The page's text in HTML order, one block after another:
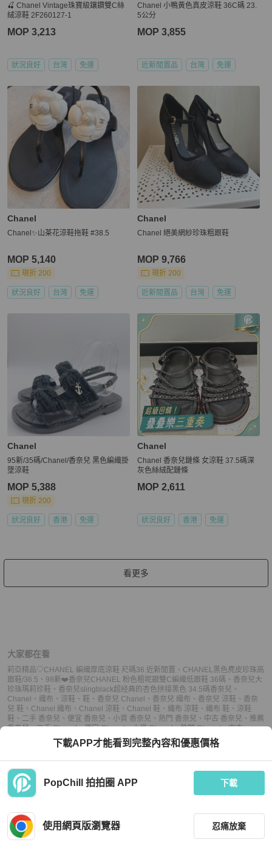
🍒 Chanel Vintage珠寶級鑲鑽雙C絲
絨涼鞋 2F260127-1
MOP 3,213
狀況良好 台灣 免運
Chanel 小鴨黃色真皮涼鞋 36C碼 23.
5公分
MOP 3,855
近新閒置品 台灣 免運
Chanel
Chanel✨山茶花涼鞋拖鞋 #38.5
MOP 5,140
現折 200
狀況良好 台灣 免運
Chanel
Chanel 絕美網紗珍珠粗跟鞋
MOP 9,766
現折 200
近新閒置品 台灣 免運
Chanel
95新/35碼/Chanel/香奈兒 黑色編織掛
墜涼鞋
MOP 5,388
現折 200
狀況良好 香港 免運
Chanel
Chanel 香奈兒鏈條 女涼鞋 37.5碼深
灰色絲絨配鏈條
MOP 2,611
狀況良好 香港 免運
看更多
大家都在看
莉亞精品♡CHANEL 編織厚底涼鞋 尺碼36 近新閒置 、 CHANEL黑色麂皮珍珠高
跟鞋/36.5 、 98新❤️香奈兒CHANEL 粉色粗呢銀雙C編織低跟鞋 36碼 、 香奈兒大
珍珠瑪莉珍鞋 、 香奈兒slingblack超经典的杏色拼接黑色 34.5碼香奈兒 、
Chanel 、 織布 、 涼鞋 、 鞋 、 香奈兒 Chanel 、 香奈兒 織布 、 香奈兒 涼鞋 、 香奈
兒 鞋 、 Chanel 織布 、 Chanel 涼鞋 、 Chanel 鞋 、 織布 涼鞋 、 織布 鞋 、 涼鞋
鞋 、 二手 香奈兒 、 便宜 香奈兒 、 小資 香奈兒 、 熱門 香奈兒 、 中古 香奈兒 、 推薦
香奈兒、二手 Chanel、便宜 Chanel、小資 Chanel、熱門 Chanel、中古
推薦 Chanel 、 二手 涼鞋、便宜 涼鞋、小資 涼鞋、熱門 涼鞋
、 二手 鞋 、 便宜 鞋、小資 鞋、熱門 鞋、中古 鞋、推薦 鞋
下載APP才能看到完整內容和優惠價格
PopChill 拍拍圈 APP 下載
使用網頁版瀏覽器 忍痛放棄